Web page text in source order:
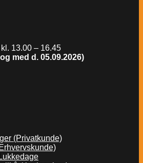
13.00 – 16.45
med d. 05.09.2026)
(Privatkunde)